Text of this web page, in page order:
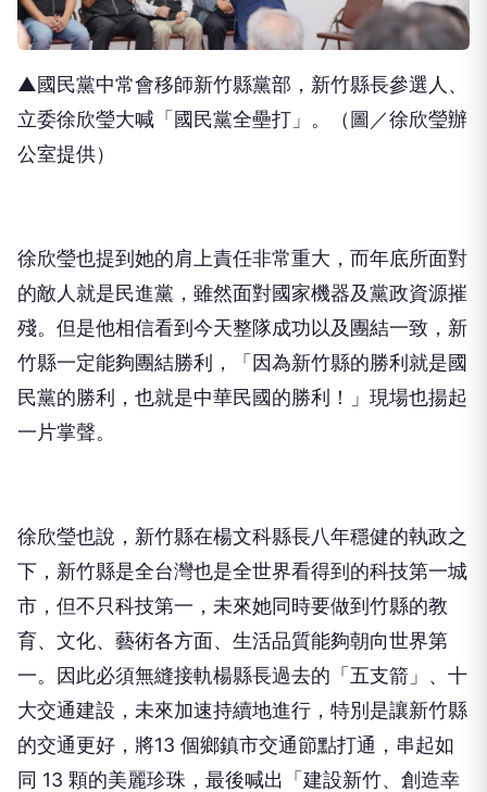
▲國民黨中常會移師新竹縣黨部，新竹縣長參選人、
立委徐欣瑩大喊「國民黨全壘打」。（圖／徐欣瑩辦
公室提供）
徐欣瑩也提到她的肩上責任非常重大，而年底所面對
的敵人就是民進黨，雖然面對國家機器及黨政資源摧
殘。但是他相信看到今天整隊成功以及團結一致，新
竹縣一定能夠團結勝利，「因為新竹縣的勝利就是國
民黨的勝利，也就是中華民國的勝利！」現場也揚起
一片掌聲。
徐欣瑩也說，新竹縣在楊文科縣長八年穩健的執政之
下，新竹縣是全台灣也是全世界看得到的科技第一城
市，但不只科技第一，未來她同時要做到竹縣的教
育、文化、藝術各方面、生活品質能夠朝向世界第
一。因此必須無縫接軌楊縣長過去的「五支箭」、十
大交通建設，未來加速持續地進行，特別是讓新竹縣
的交通更好，將13 個鄉鎮市交通節點打通，串起如
同 13 顆的美麗珍珠，最後喊出「建設新竹、創造幸